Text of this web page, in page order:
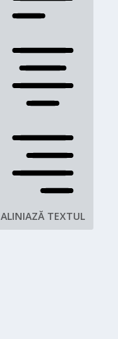
ALINIAZĂ TEXTUL